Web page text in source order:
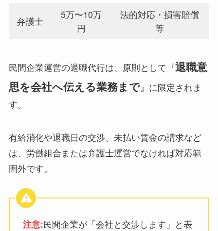
弁護士
5万〜10万
円
法的対応・損害賠償
等
民間企業運営の退職代行は、原則として『退職意
思を会社へ伝える業務まで』に限定されま
す。
有給消化や退職日の交渉、未払い賃金の請求など
は、労働組合または弁護士運営でなければ対応範
囲外です。
注意:民間企業が「会社と交渉します」と表